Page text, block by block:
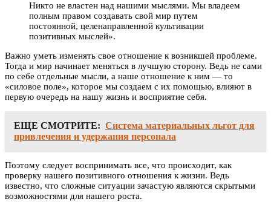
Никто не властен над нашими мыслями. Мы владеем
полным правом создавать свой мир путем
постоянной, целенаправленной культивации
позитивных мыслей».
Важно уметь изменять свое отношение к возникшей проблеме.
Тогда и мир начинает меняться в лучшую сторону. Ведь не сами
по себе отдельные мысли, а наше отношение к ним — то
«силовое поле», которое мы создаем с их помощью, влияют в
первую очередь на нашу жизнь и восприятие себя.
ЕЩЕ СМОТРИТЕ: Система материальных льгот для
привлечения и удержания персонала
Поэтому следует воспринимать все, что происходит, как
проверку нашего позитивного отношения к жизни. Ведь
известно, что сложные ситуации зачастую являются скрытыми
возможностями для нашего роста.